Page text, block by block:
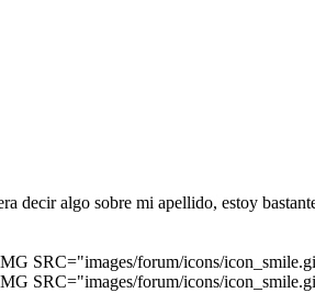
decir algo sobre mi apellido, estoy
SRC="images/forum/icons/
SRC="images/forum/icons/